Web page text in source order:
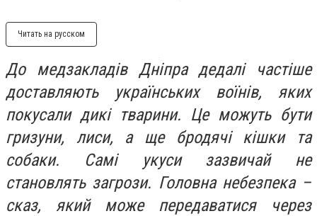
Читать на русском
До медзакладів Дніпра дедалі частіше
доставляють українських воїнів, яких
покусали дикі тварини. Це можуть бути
гризуни, лиси, а ще бродячі кішки та
собаки. Самі укуси зазвичай не
становлять загрози. Головна небезпека –
сказ, який може передаватися через